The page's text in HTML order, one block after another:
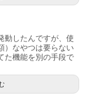
動したんですが、使
）なやつは要らない
た機能を別の手段で